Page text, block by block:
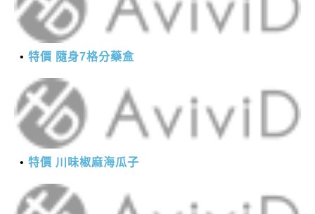
特價 隨身7格分藥盒
特價 川味椒麻海瓜子